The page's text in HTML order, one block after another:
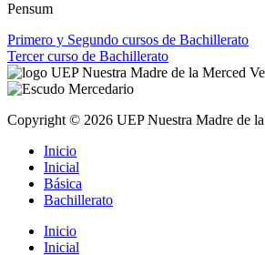
Pensum
Primero y Segundo cursos de Bachillerato
Tercer curso de Bachillerato
Copyright © 2026 UEP Nuestra Madre de
Inicio
Inicial
Básica
Bachillerato
Inicio
Inicial